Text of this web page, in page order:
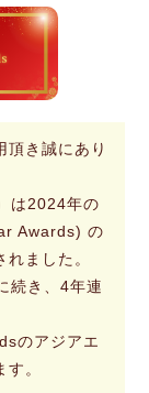
頂き誠にあり
は2024年の
Awards) の
ました。
続き、4年連
のアジアエ
。